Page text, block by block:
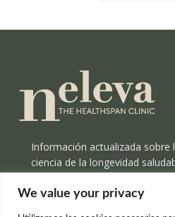
We value your privacy
Información actualizada sobre
ciencia de la longevidad